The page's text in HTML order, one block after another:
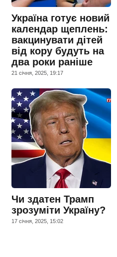
Україна готує новий
календар щеплень:
вакцинувати дітей
від кору будуть на
два роки раніше
21 сiчня, 2025, 19:17
Чи здатен Трамп
зрозуміти Україну?
17 сiчня, 2025, 15:02